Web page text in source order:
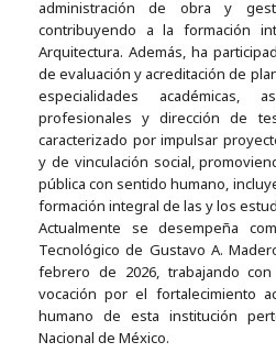
administración de obra y
contribuyendo a la formación
Arquitectura. Además, ha
de evaluación y acreditación de
especialidades académicas,
profesionales y dirección de
caracterizado por impulsar
y de vinculación social,
pública con sentido humano,
formación integral de las y los
Actualmente se desempeña
Tecnológico de Gustavo A.
febrero de 2026, trabajando
vocación por el fortalecimiento
humano de esta institución
Nacional de México.